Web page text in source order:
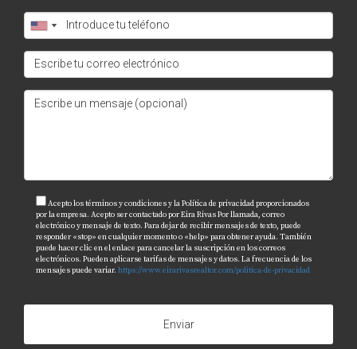
Acepto los términos y condiciones y la Política de privacidad proporcionados
por la empresa. Acepto ser contactado por Eira Rivas Por llamada, correo
electrónico y mensaje de texto. Para dejar de recibir mensajes de texto, puede
responder «stop» en cualquier momento o «help» para obtener ayuda. También
puede hacer clic en el enlace para cancelar la suscripción en los correos
electrónicos. Pueden aplicarse tarifas de mensajes y datos. La frecuencia de los
mensajes puede variar. https://www.eirarivasrealtor.com/politica-de-privacidad
Enviar